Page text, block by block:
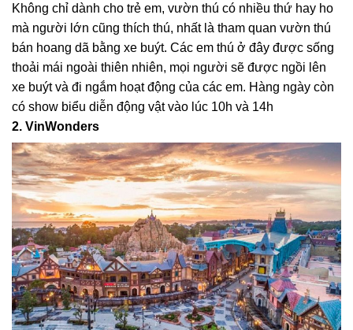
Không chỉ dành cho trẻ em, vườn thú có nhiều thứ hay ho
mà người lớn cũng thích thú, nhất là tham quan vườn thú
bán hoang dã bằng xe buýt. Các em thú ở đây được sống
thoải mái ngoài thiên nhiên, mọi người sẽ được ngồi lên
xe buýt và đi ngắm hoạt động của các em. Hàng ngày còn
có show biểu diễn động vật vào lúc 10h và 14h
2. VinWonders